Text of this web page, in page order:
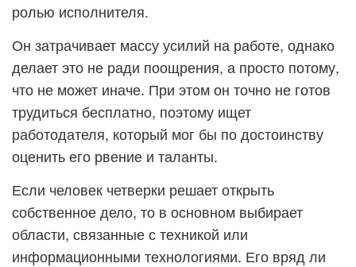
ролью исполнителя.
Он затрачивает массу усилий на работе, однако
делает это не ради поощрения, а просто потому,
что не может иначе. При этом он точно не готов
трудиться бесплатно, поэтому ищет
работодателя, который мог бы по достоинству
оценить его рвение и таланты.
Если человек четверки решает открыть
собственное дело, то в основном выбирает
области, связанные с техникой или
информационными технологиями. Его вряд ли